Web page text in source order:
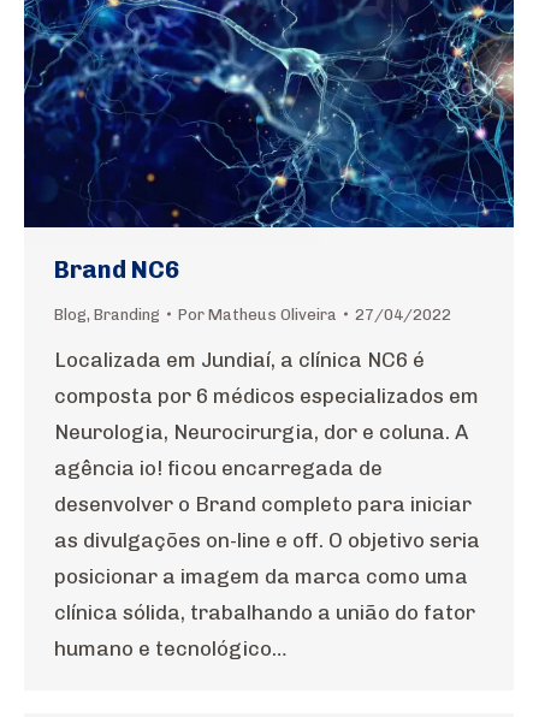
Brand NC6
Blog, Branding Por Matheus Oliveira 27/04/2022
Localizada em Jundiaí, a clínica NC6 é
composta por 6 médicos especializados em
Neurologia, Neurocirurgia, dor e coluna. A
agência io! ficou encarregada de
desenvolver o Brand completo para iniciar
as divulgações on-line e off. O objetivo seria
posicionar a imagem da marca como uma
clínica sólida, trabalhando a união do fator
humano e tecnológico…